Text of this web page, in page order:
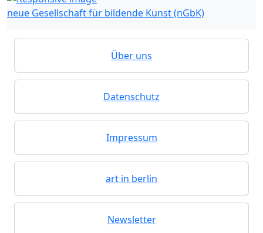
neue Gesellschaft für bildende Kunst (nGbK)
Über uns
Datenschutz
Impressum
art in berlin
Newsletter